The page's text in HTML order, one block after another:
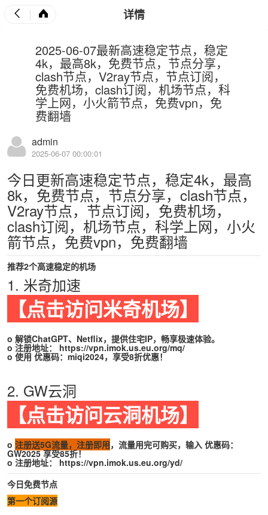
详情
2025-06-07最新高速稳定节点，稳定
4k，最高8k，免费节点，节点分享，
clash节点，V2ray节点，节点订阅，
免费机场，clash订阅，机场节点，科
学上网，小火箭节点，免费vpn，免
费翻墙
admin
2025-06-07 00:00:01
今日更新高速稳定节点，稳定4k，最高
8k，免费节点，节点分享，clash节点，
V2ray节点，节点订阅，免费机场，
clash订阅，机场节点，科学上网，小火
箭节点，免费vpn，免费翻墙
推荐2个高速稳定的机场
1. 米奇加速
【点击访问米奇机场】
o 解锁ChatGPT、Netflix，提供住宅IP，畅享极速体验。
o 注册地址： https://vpn.imok.us.eu.org/mq/
o 使用 优惠码：miqi2024，享受8折优惠！
2. GW云洞
【点击访问云洞机场】
o 注册送5G流量，注册即用，流量用完可购买，输入 优惠码：
GW2025 享受85折！
o 注册地址： https://vpn.imok.us.eu.org/yd/
今日免费节点
第一个订阅源